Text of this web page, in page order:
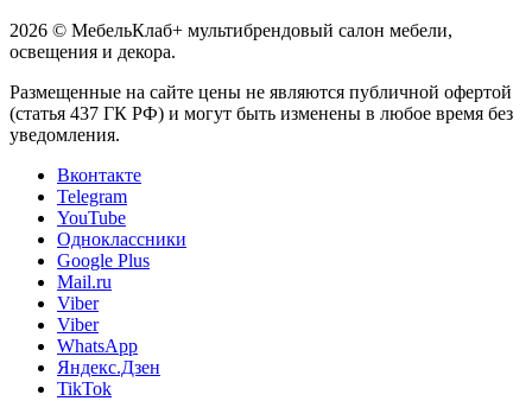
2026 © МебельКлаб+ мультибрендовый салон мебели,
освещения и декора.
Размещенные на сайте цены не являются публичной офертой
(статья 437 ГК РФ) и могут быть изменены в любое время без
уведомления.
Вконтакте
Telegram
YouTube
Одноклассники
Google Plus
Mail.ru
Viber
Viber
WhatsApp
Яндекс.Дзен
TikTok